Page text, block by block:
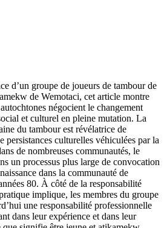
d’un groupe de joueurs de tambour de
de Wemotaci, cet article montre
négocient le changement
et culturel en pleine mutation. La
du tambour est révélatrice de
persistances culturelles véhiculées par la
de nombreuses communautés, le
un processus plus large de convocation
dans la communauté de
80. À côté de la responsabilité
implique, les membres du groupe
une responsabilité professionnelle
dans leur expérience et dans leur